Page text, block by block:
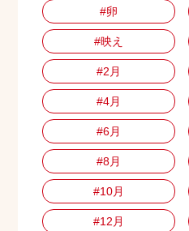
#卵
#映え
#2月
#4月
#6月
#8月
#10月
#12月